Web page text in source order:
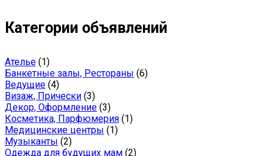
Категории объявлений
Ателье (1)
Банкетные залы, Рестораны (6)
Ведущие (4)
Визаж, Прически (3)
Декор, Оформление (3)
Косметика, Парфюмерия (1)
Медицинские центры (1)
Музыканты (2)
Одежда для будущих мам (2)